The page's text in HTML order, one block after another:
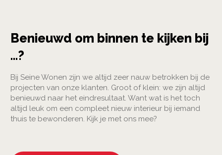
Benieuwd om binnen te kijken bij
…?
Bij Seine Wonen zijn we altijd zeer nauw betrokken bij de
projecten van onze klanten. Groot of klein: we zijn altijd
benieuwd naar het eindresultaat. Want wat is het toch
altijd leuk om een compleet nieuw interieur bij iemand
thuis te bewonderen. Kijk je met ons mee?